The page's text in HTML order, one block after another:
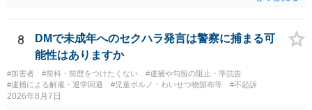
か）、弁護士に法律相談において助言をもらえば足りるでしょう。
8
DMで未成年へのセクハラ発言は警察に捕まる可
能性はありますか
#加害者 #前科・前歴をつけたくない
#逮捕や勾留の阻止・準抗告
#逮捕による解雇・退学回避
#児童ポルノ・わいせつ物頒布等 #不起訴
2026年8月7日